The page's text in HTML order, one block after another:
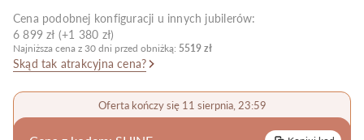
Pielęgnacja biżuterii
Cena podobnej konfiguracji u innych jubilerów:
6 899 zł (+1 380 zł)
Najniższa cena z 30 dni przed obniżką: 5519 zł
Skąd tak atrakcyjna cena?
Oferta kończy się 11 sierpnia, 23:59